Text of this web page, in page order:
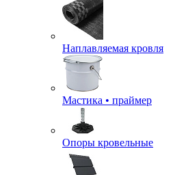
Наплавляемая кровля
Мастика • праймер
Опоры кровельные